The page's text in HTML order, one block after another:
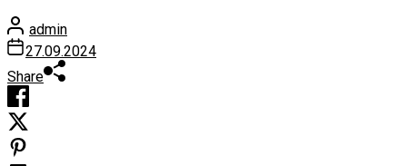
admin
27.09.2024
Share